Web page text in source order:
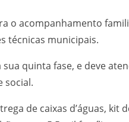
o acompanhamento
técnicas municipais.
quinta fase, e deve
social.
de caixas d’águas, kit